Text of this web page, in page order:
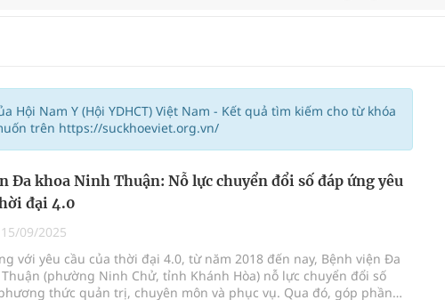
thực tế
ung thư
Của Các Loài Nhân Sâm (Panax Spp.): Tổng
Hội Nam Y (Hội YDHCT) Việt Nam - Kết quả tìm kiếm cho từ khóa
trên https://suckhoeviet.org.vn/
Đa khoa Ninh Thuận: Nỗ lực chuyển đổi số đáp ứng yêu
đại 4.0
15/09/2025
với yêu cầu của thời đại 4.0, từ năm 2018 đến nay, Bệnh viện Đa
(phường Ninh Chử, tỉnh Khánh Hòa) nỗ lực chuyển đổi số
thức quản trị, chuyên môn và phục vụ. Qua đó, góp phần